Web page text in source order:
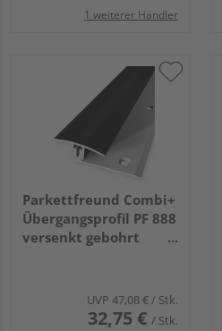
1 weiterer Händler
Parkettfreund Combi+
Übergangsprofil PF 888
versenkt gebohrt
UVP 47,08 €/ Stk.
32,75 € / Stk.